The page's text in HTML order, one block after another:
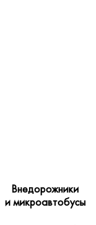
Внедорожники
и микроавтобусы